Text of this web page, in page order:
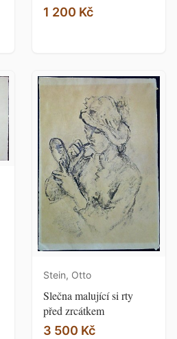
1 200 Kč
Stein, Otto
Slečna malující si rty
před zrcátkem
3 500 Kč